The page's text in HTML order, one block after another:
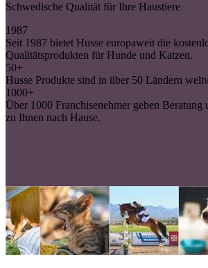
Schwedische Qualität für Ihre Haustiere
1987
Seit 1987 bietet Husse europaweit die
Qualitätsprodukten für Hunde und Katzen.
50+
Husse Produkte sind in über 50 Ländern
1000+
Über 1000 Franchisenehmer geben Beratung
zu Ihnen nach Hause.